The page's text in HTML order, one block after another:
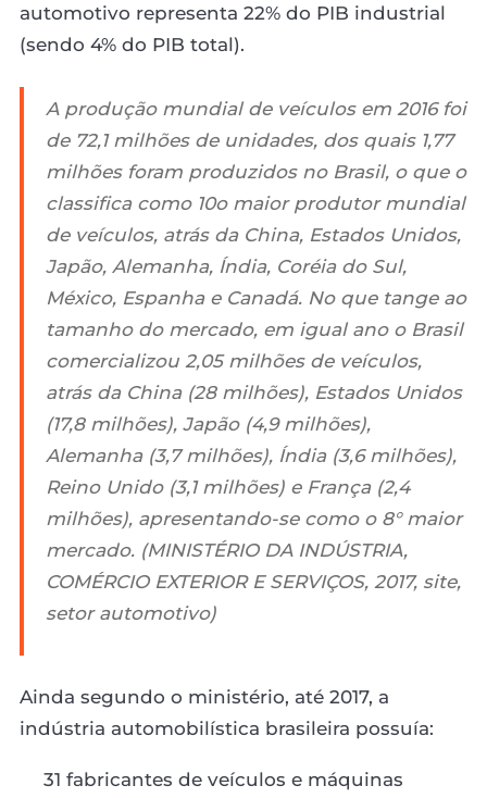
automotivo representa 22% do PIB industrial
(sendo 4% do PIB total).
A produção mundial de veículos em 2016 foi
de 72,1 milhões de unidades, dos quais 1,77
milhões foram produzidos no Brasil, o que o
classifica como 10o maior produtor mundial
de veículos, atrás da China, Estados Unidos,
Japão, Alemanha, Índia, Coréia do Sul,
México, Espanha e Canadá. No que tange ao
tamanho do mercado, em igual ano o Brasil
comercializou 2,05 milhões de veículos,
atrás da China (28 milhões), Estados Unidos
(17,8 milhões), Japão (4,9 milhões),
Alemanha (3,7 milhões), Índia (3,6 milhões),
Reino Unido (3,1 milhões) e França (2,4
milhões), apresentando-se como o 8° maior
mercado. (MINISTÉRIO DA INDÚSTRIA,
COMÉRCIO EXTERIOR E SERVIÇOS, 2017, site,
setor automotivo)
Ainda segundo o ministério, até 2017, a
indústria automobilística brasileira possuía:
31 fabricantes de veículos e máquinas